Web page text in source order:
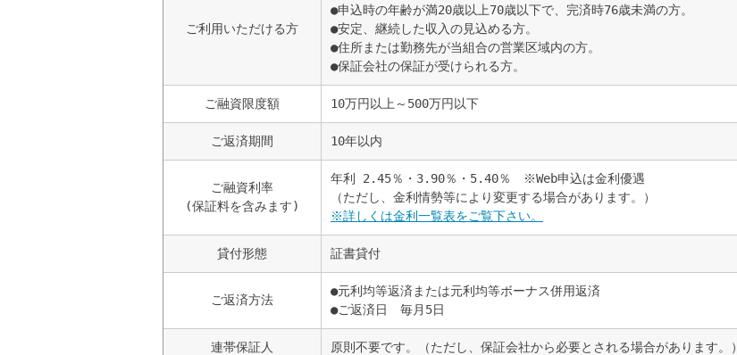
ご利用いただける方
●申込時の年齢が満20歳以上70歳以下で、完済時76歳未満の方。
●安定、継続した収入の見込める方。
●住所または勤務先が当組合の営業区域内の方。
●保証会社の保証が受けられる方。
ご融資限度額 10万円以上～500万円以下
ご返済期間 10年以内
ご融資利率
(保証料を含みます)
年利 2.45％・3.90％・5.40％ ※Web申込は金利優遇
（ただし、金利情勢等により変更する場合があります。）
※詳しくは金利一覧表をご覧下さい。
貸付形態 証書貸付
ご返済方法
●元利均等返済または元利均等ボーナス併用返済
●ご返済日 毎月5日
連帯保証人 原則不要です。（ただし、保証会社から必要とされる場合があります。）